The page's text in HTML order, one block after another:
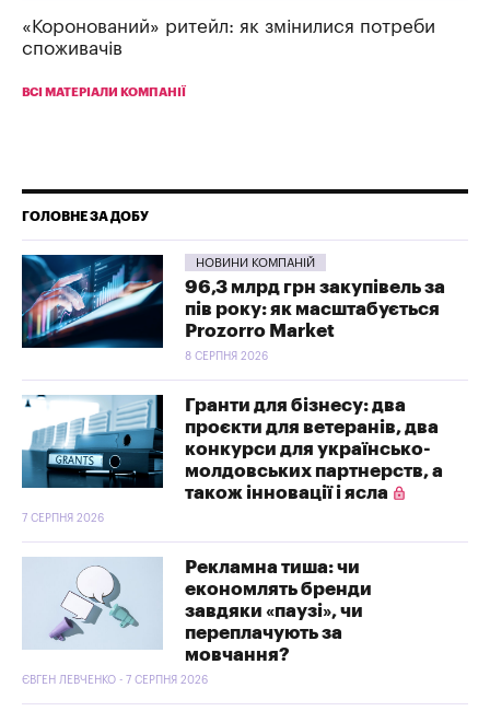
«Коронований» ритейл: як змінилися потреби
споживачів
ВСІ МАТЕРІАЛИ КОМПАНІЇ
ГОЛОВНЕ ЗА ДОБУ
НОВИНИ КОМПАНІЙ
96,3 млрд грн закупівель за
пів року: як масштабується
Prozorro Market
8 СЕРПНЯ 2026
Гранти для бізнесу: два
проєкти для ветеранів, два
конкурси для українсько-
молдовських партнерств, а
також інновації і ясла
7 СЕРПНЯ 2026
Рекламна тиша: чи
економлять бренди
завдяки «паузі», чи
переплачують за
мовчання?
ЄВГЕН ЛЕВЧЕНКО - 7 СЕРПНЯ 2026